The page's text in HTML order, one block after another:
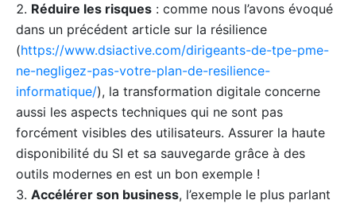
Réduire les risques : comme nous l’avons évoqué
dans un précédent article sur la résilience
(https://www.dsiactive.com/dirigeants-de-tpe-pme-
ne-negligez-pas-votre-plan-de-resilience-
informatique/), la transformation digitale concerne
aussi les aspects techniques qui ne sont pas
forcément visibles des utilisateurs. Assurer la haute
disponibilité du SI et sa sauvegarde grâce à des
outils modernes en est un bon exemple !
Accélérer son business, l’exemple le plus parlant